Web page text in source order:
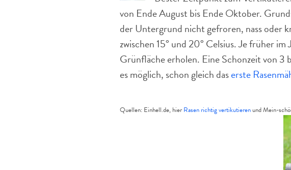
von Ende August bis Ende Oktober.
der Untergrund nicht gefroren, nass oder
zwischen 15° und 20° Celsius. Je früher
Grünfläche erholen. Eine Schonzeit von 3
es möglich, schon gleich daserste
Quellen: Einhell.de, hierRasen richtig vertikutierenund Mein-